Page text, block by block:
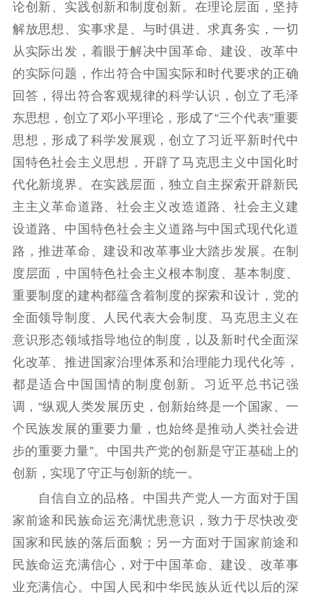
论创新、实践创新和制度创新。在理论层面，坚持
解放思想、实事求是、与时俱进、求真务实，一切
从实际出发，着眼于解决中国革命、建设、改革中
的实际问题，作出符合中国实际和时代要求的正确
回答，得出符合客观规律的科学认识，创立了毛泽
东思想，创立了邓小平理论，形成了“三个代表”重要
思想，形成了科学发展观，创立了习近平新时代中
国特色社会主义思想，开辟了马克思主义中国化时
代化新境界。在实践层面，独立自主探索开辟新民
主主义革命道路、社会主义改造道路、社会主义建
设道路、中国特色社会主义道路与中国式现代化道
路，推进革命、建设和改革事业大踏步发展。在制
度层面，中国特色社会主义根本制度、基本制度、
重要制度的建构都蕴含着制度的探索和设计，党的
全面领导制度、人民代表大会制度、马克思主义在
意识形态领域指导地位的制度，以及新时代全面深
化改革、推进国家治理体系和治理能力现代化等，
都是适合中国国情的制度创新。习近平总书记强
调，“纵观人类发展历史，创新始终是一个国家、一
个民族发展的重要力量，也始终是推动人类社会进
步的重要力量”。中国共产党的创新是守正基础上的
创新，实现了守正与创新的统一。
自信自立的品格。中国共产党人一方面对于国
家前途和民族命运充满忧患意识，致力于尽快改变
国家和民族的落后面貌；另一方面对于国家前途和
民族命运充满信心，对于中国革命、建设、改革事
业充满信心。中国人民和中华民族从近代以后的深